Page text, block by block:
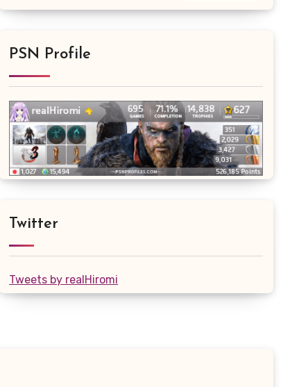
PSN Profile
Twitter
Tweets by realHiromi